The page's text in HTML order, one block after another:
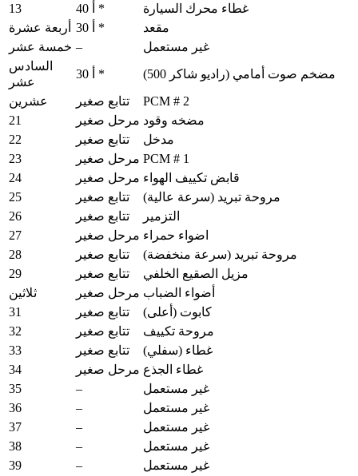
13
40 أ *
غطاء محرك السيارة
أربعة عشرة
30 أ *
مقعد
خمسة عشر –
غير مستعمل
السادس
عشر
30 أ *
مضخم صوت أمامي (راديو شاكر 500)
عشرين
تتابع صغير
PCM # 2
21
مرحل صغير مضخه وقود
22
تتابع صغير
مدخل
23
مرحل صغير PCM # 1
24
مرحل صغير قابض تكييف الهواء
25
تتابع صغير
مروحة تبريد (سرعة عالية)
26
تتابع صغير
التزمير
27
مرحل صغير اضواء حمراء
28
تتابع صغير
مروحة تبريد (سرعة منخفضة)
29
تتابع صغير
مزيل الصقيع الخلفي
ثلاثين
مرحل صغير أضواء الضباب
31
تتابع صغير
كابوت (أعلى)
32
تتابع صغير
مروحة تكييف
33
تتابع صغير
غطاء (سفلي)
34
مرحل صغير غطاء الجذع
35
–
غير مستعمل
36
–
غير مستعمل
37
–
غير مستعمل
38
–
غير مستعمل
39
–
غير مستعمل